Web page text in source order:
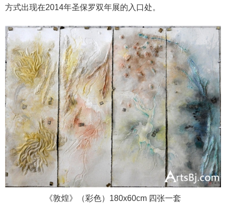
方式出现在2014年圣保罗双年展的入口处。
《敦煌》（彩色）180x60cm 四张一套